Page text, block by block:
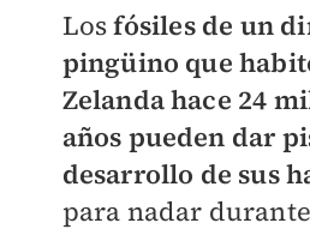
Losfósiles de un
pingüino que
Zelanda hace 24
años pueden dar
desarrollo de sus
para nadar